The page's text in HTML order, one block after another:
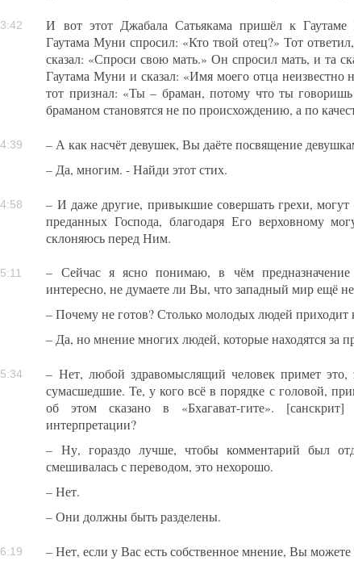
И вот этот Джабала Сатьякама пришёл к
Гаутама Муни спросил: «Кто твой отец?» Тот
сказал: «Спроси свою мать.» Он спросил мать, и та
Гаутама Муни и сказал: «Имя моего отца
тот признал: «Ты – браман, потому что ты
браманом становятся не по происхождению, а по
– А как насчёт девушек, Вы даёте посвящение
– Да, многим. - Найди этот стих.
– И даже другие, привыкшие совершать грехи,
преданных Господа, благодаря Его верховному
склоняюсь перед Ним.
– Сейчас я ясно понимаю, в чём
интересно, не думаете ли Вы, что западный мир ещё
– Почему не готов? Столько молодых людей
– Да, но мнение многих людей, которые находятся за
– Нет, любой здравомыслящий человек примет
сумасшедшие. Те, у кого всё в порядке с головой,
об этом сказано в «Бхагават-гите».
интерпретации?
– Ну, гораздо лучше, чтобы комментарий был
смешивалась с переводом, это нехорошо.
– Нет.
– Они должны быть разделены.
– Нет, если у Вас есть собственное мнение, Вы